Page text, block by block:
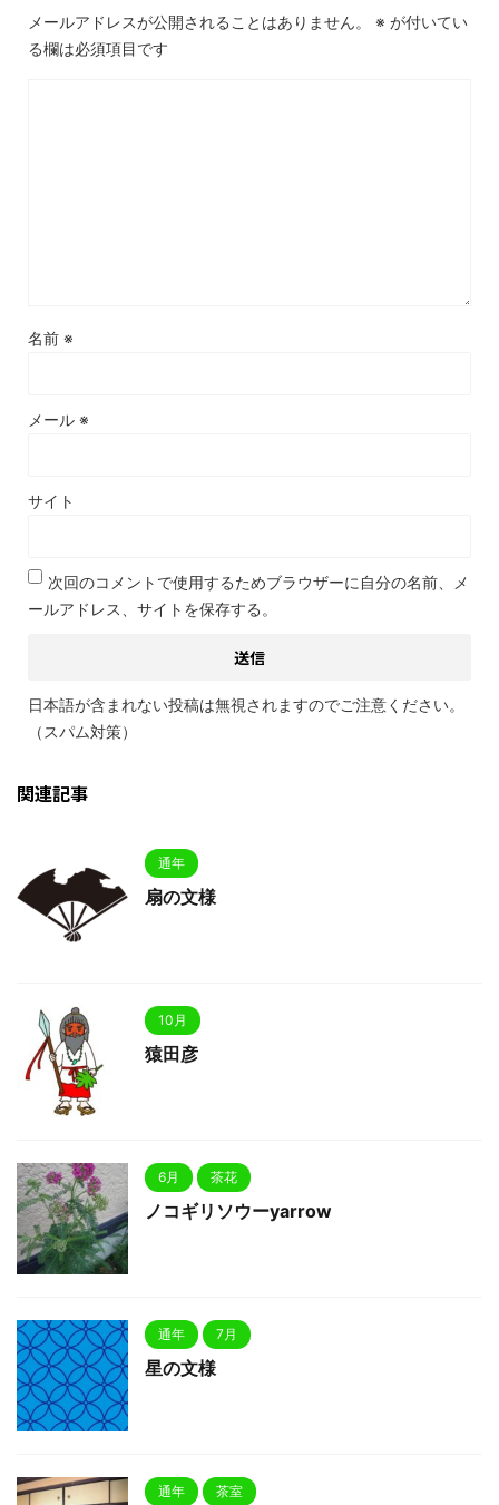
メールアドレスが公開されることはありません。 ※ が付いてい
る欄は必須項目です
名前 ※
メール ※
サイト
次回のコメントで使用するためブラウザーに自分の名前、メ
ールアドレス、サイトを保存する。
日本語が含まれない投稿は無視されますのでご注意ください。
（スパム対策）
関連記事
通年
扇の文様
10月
猿田彦
6月 茶花
ノコギリソウーyarrow
通年 7月
星の文様
通年 茶室